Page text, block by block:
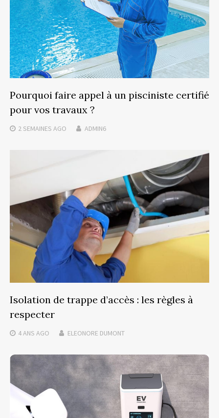
Pourquoi faire appel à un pisciniste certifié
pour vos travaux ?
2 SEMAINES AGO ADMIN6
Isolation de trappe d’accès : les règles à
respecter
4 ANS AGO ELEONORE DUMONT